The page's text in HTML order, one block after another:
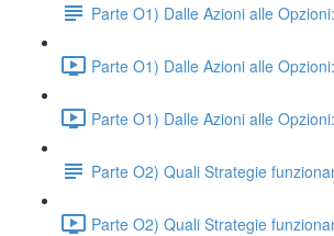
Parte O1) Dalle Azioni alle
Parte O1) Dalle Azioni alle
Parte O1) Dalle Azioni alle
Parte O2) Quali Strategie
Parte O2) Quali Strategie